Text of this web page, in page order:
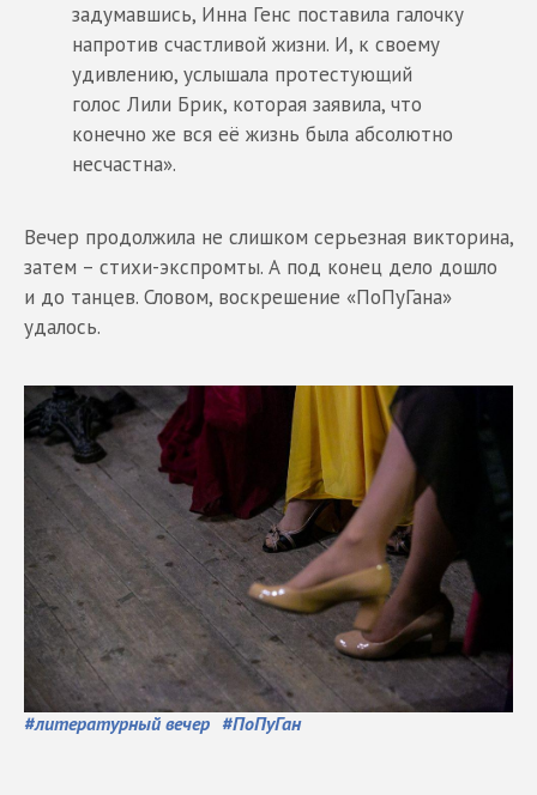
задумавшись, Инна Генс поставила галочку
напротив счастливой жизни. И, к своему
удивлению, услышала протестующий
голос Лили Брик, которая заявила, что
конечно же вся её жизнь была абсолютно
несчастна».
Вечер продолжила не слишком серьезная викторина,
затем – стихи-экспромты. А под конец дело дошло
и до танцев. Словом, воскрешение «ПоПуГана»
удалось.
#литературный вечер #ПоПуГан